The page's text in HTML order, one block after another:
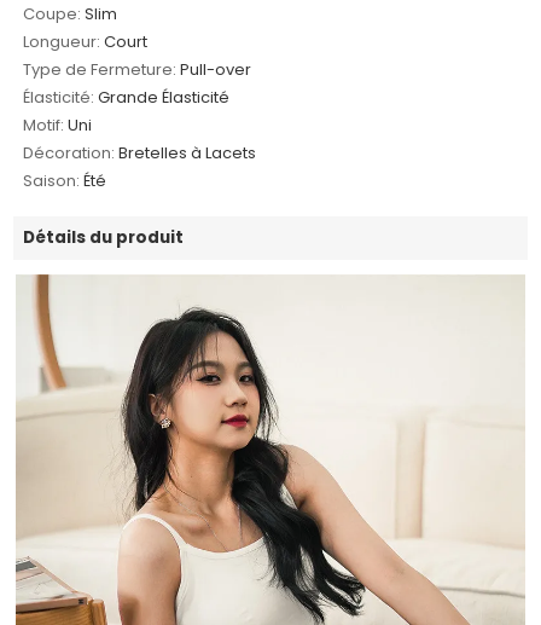
Coupe: Slim
Longueur: Court
Type de Fermeture: Pull-over
Élasticité: Grande Élasticité
Motif: Uni
Décoration: Bretelles à Lacets
Saison: Été
Détails du produit